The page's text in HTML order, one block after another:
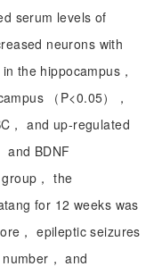
serum levels of
neurons with
the hippocampus，
（P<0.05），
， and up-regulated
and BDNF
， the
for 12 weeks was
， epileptic seizures
， and